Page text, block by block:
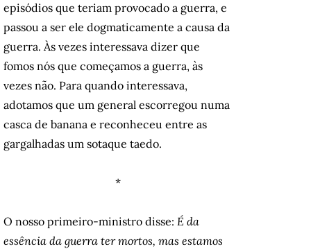
episódios que teriam provocado a guerra, e
passou a ser ele dogmaticamente a causa da
guerra. Às vezes interessava dizer que
fomos nós que começamos a guerra, às
vezes não. Para quando interessava,
adotamos que um general escorregou numa
casca de banana e reconheceu entre as
gargalhadas um sotaque taedo.
*
O nosso primeiro-ministro disse: É da
essência da guerra ter mortos, mas estamos